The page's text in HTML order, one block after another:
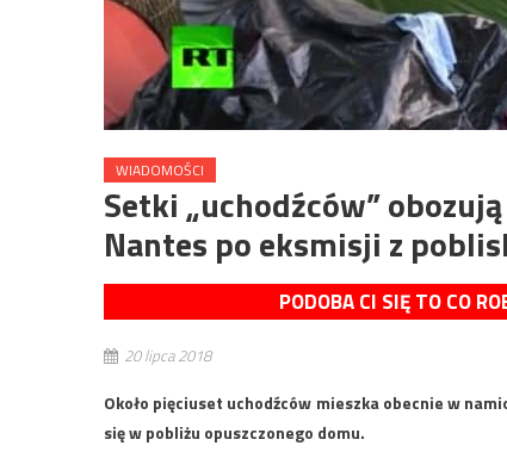
WIADOMOŚCI
Setki „uchodźców”
Nantes po eksmisji z
PODOBA CI SIĘ TO CO
20 lipca 2018
Około pięciuset uchodźców mieszka obecnie w
się w pobliżu opuszczonego domu.